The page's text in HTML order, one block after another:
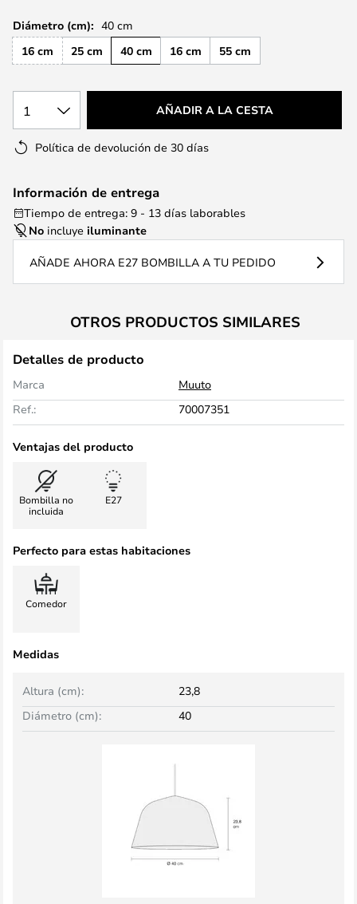
Diámetro (cm): 40 cm
16 cm
25 cm 40 cm 16 cm 55 cm
1 AÑADIR A LA CESTA
Política de devolución de 30 días
Información de entrega
Tiempo de entrega: 9 - 13 días laborables
No incluye iluminante
AÑADE AHORA E27 BOMBILLA A TU PEDIDO
OTROS PRODUCTOS SIMILARES
Detalles de producto
Marca
Muuto
Ref.:
70007351
Ventajas del producto
Bombilla no
incluida
E27
Perfecto para estas habitaciones
Comedor
Medidas
Altura (cm):
23,8
Diámetro (cm):
40